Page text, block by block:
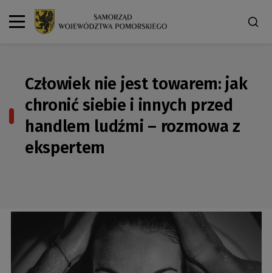
Człowiek nie jest towarem: jak
chronić siebie i innych przed
handlem ludźmi – rozmowa z
ekspertem